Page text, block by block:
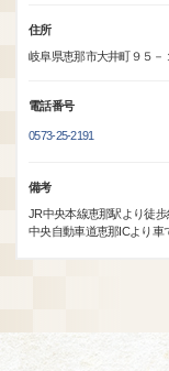
住所
岐阜県恵那市大井町９５－
電話番号
0573-25-2191
備考
JR中央本線恵那駅より徒歩
中央自動車道恵那ICより車